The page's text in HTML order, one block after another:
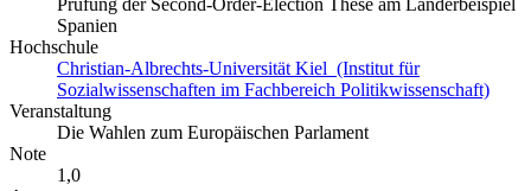
Prüfung der Second-Order-Election These am Länderbeispiel
Spanien
Hochschule
Christian-Albrechts-Universität Kiel (Institut für
Sozialwissenschaften im Fachbereich Politikwissenschaft)
Veranstaltung
Die Wahlen zum Europäischen Parlament
Note
1,0